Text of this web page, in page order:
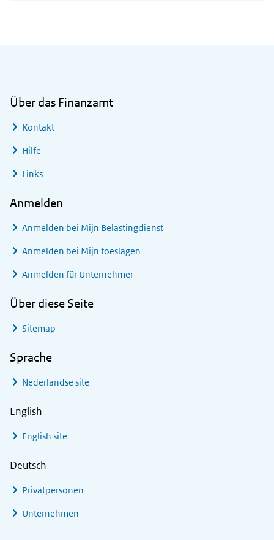
Über das Finanzamt
Kontakt
Hilfe
Links
Anmelden
Anmelden bei Mijn Belastingdienst
Anmelden bei Mijn toeslagen
Anmelden für Unternehmer
Über diese Seite
Sitemap
Sprache
Nederlandse site
English
English site
Deutsch
Privatpersonen
Unternehmen